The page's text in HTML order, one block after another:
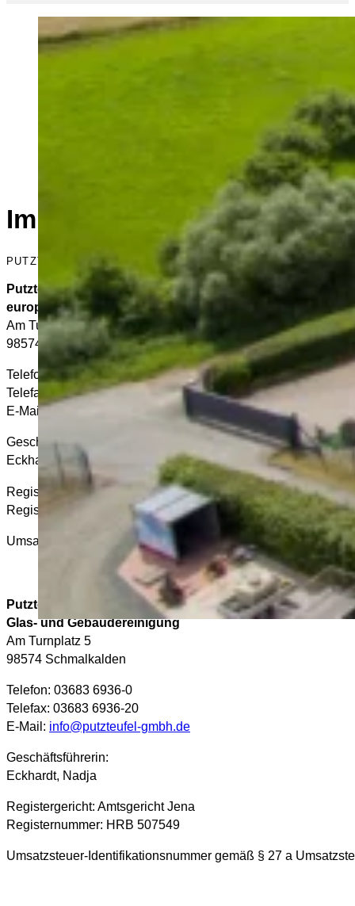
Impressum
PUTZTEUFEL GMBH
Putzteufel GmbH
european facility management
Am Turnplatz 5
98574 Schmalkalden
Telefon: 03683 6936-0
Telefax: 03683 6936-20
E-Mail:info@putzteufel-gmbh.de
Geschäftsführerin:
Eckhardt, Nadja
Registergericht: Amtsgericht Jena
Registernummer: HRB 303764
Umsatzsteuer-Identifikationsnummer gemäß § 27 a
Putzteufel GmbH
Glas- und Gebäudereinigung
Am Turnplatz 5
98574 Schmalkalden
Telefon: 03683 6936-0
Telefax: 03683 6936-20
E-Mail: info@putzteufel-gmbh.de
Geschäftsführerin:
Eckhardt, Nadja
Registergericht: Amtsgericht Jena
Registernummer: HRB 507549
Umsatzsteuer-Identifikationsnummer gemäß § 27 a